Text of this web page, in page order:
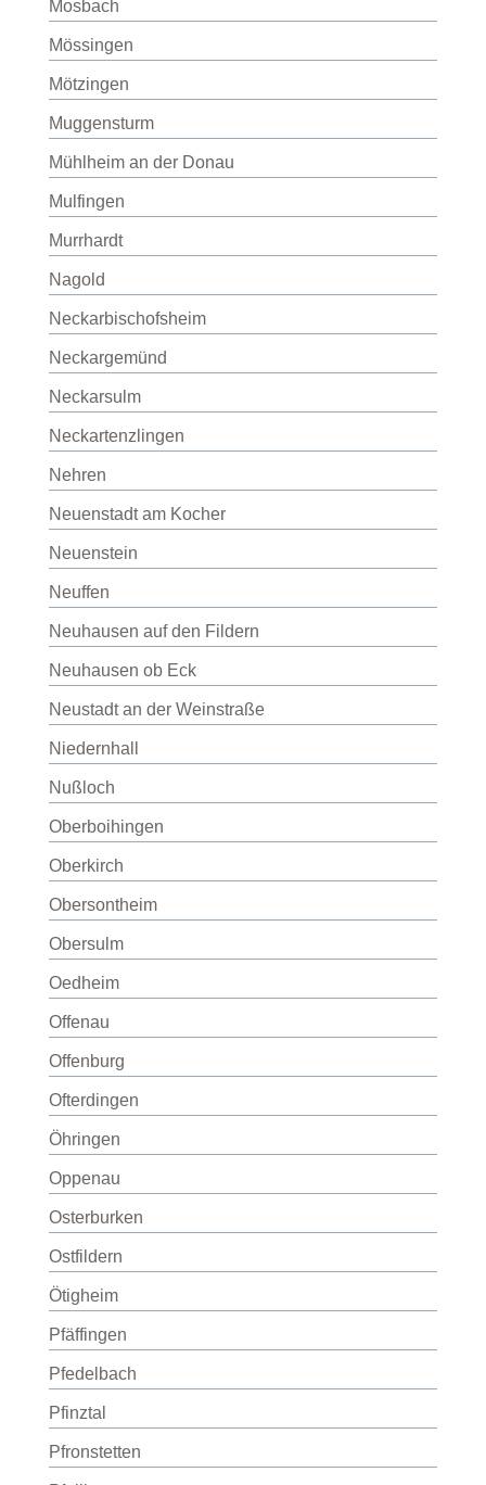
Mosbach
Mössingen
Mötzingen
Muggensturm
Mühlheim an der Donau
Mulfingen
Murrhardt
Nagold
Neckarbischofsheim
Neckargemünd
Neckarsulm
Neckartenzlingen
Nehren
Neuenstadt am Kocher
Neuenstein
Neuffen
Neuhausen auf den Fildern
Neuhausen ob Eck
Neustadt an der Weinstraße
Niedernhall
Nußloch
Oberboihingen
Oberkirch
Obersontheim
Obersulm
Oedheim
Offenau
Offenburg
Ofterdingen
Öhringen
Oppenau
Osterburken
Ostfildern
Ötigheim
Pfäffingen
Pfedelbach
Pfinztal
Pfronstetten